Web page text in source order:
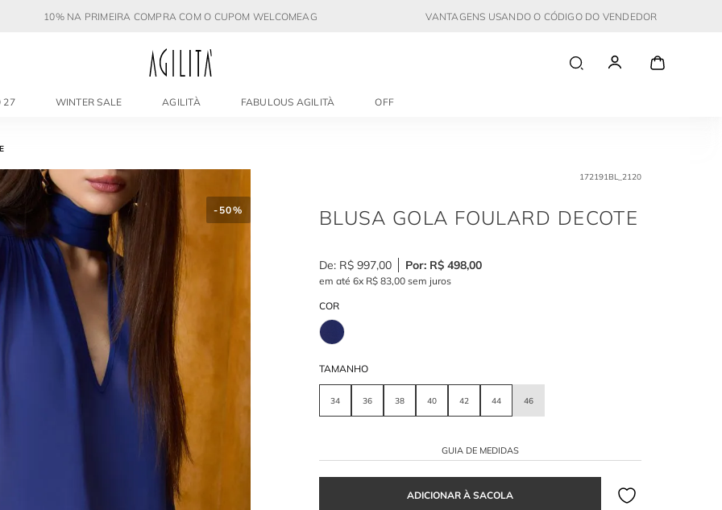
10% NA PRIMEIRA COMPRA COM O CUPOM WELCOMEAG VANTAGENS USANDO O CÓDIGO DO VENDEDOR
27 WINTER SALE AGILITÀ FABULOUS AGILITÀ OFF
- 50%
172191BL_2120
BLUSA GOLA FOULARD DECOTE
R$ 997,00 R$ 498,00
em até 6x R$ 83,00 sem juros
COR
TAMANHO
34 36 38 40 42 44 46
GUIA DE MEDIDAS